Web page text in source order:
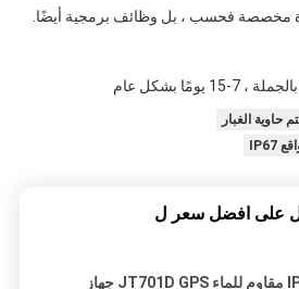
مخصصة فحسب ، بل وظائف برمجية أيضًا.
حاوية الغبار
على افضل سعر ل
IP67 مقاوم للماء JT701D GPS جهاز